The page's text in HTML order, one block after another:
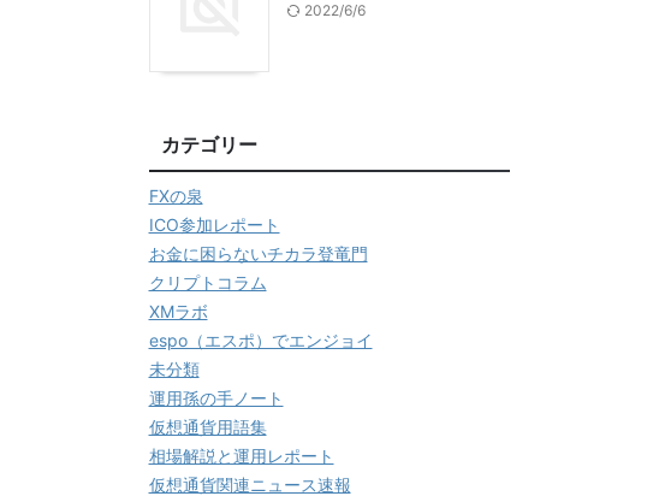
2022/6/6
カテゴリー
FXの泉
ICO参加レポート
お金に困らないチカラ登竜門
クリプトコラム
XMラボ
espo（エスポ）でエンジョイ
未分類
運用孫の手ノート
仮想通貨用語集
相場解説と運用レポート
仮想通貨関連ニュース速報